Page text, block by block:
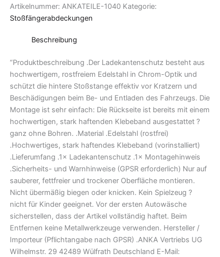
Artikelnummer: ANKATEILE-1040 Kategorie:
Stoßfängerabdeckungen
Beschreibung
“Produktbeschreibung .Der Ladekantenschutz besteht aus
hochwertigem, rostfreiem Edelstahl in Chrom-Optik und
schützt die hintere Stoßstange effektiv vor Kratzern und
Beschädigungen beim Be- und Entladen des Fahrzeugs. Die
Montage ist sehr einfach: Die Rückseite ist bereits mit einem
hochwertigen, stark haftenden Klebeband ausgestattet ?
ganz ohne Bohren. .Material .Edelstahl (rostfrei)
.Hochwertiges, stark haftendes Klebeband (vorinstalliert)
.Lieferumfang .1× Ladekantenschutz .1× Montagehinweis
.Sicherheits- und Warnhinweise (GPSR erforderlich) Nur auf
sauberer, fettfreier und trockener Oberfläche montieren.
Nicht übermäßig biegen oder knicken. Kein Spielzeug ?
nicht für Kinder geeignet. Vor der ersten Autowäsche
sicherstellen, dass der Artikel vollständig haftet. Beim
Entfernen keine Metallwerkzeuge verwenden. Hersteller /
Importeur (Pflichtangabe nach GPSR) .ANKA Vertriebs UG
Wilhelmstr. 29 42489 Wülfrath Deutschland E-Mail: